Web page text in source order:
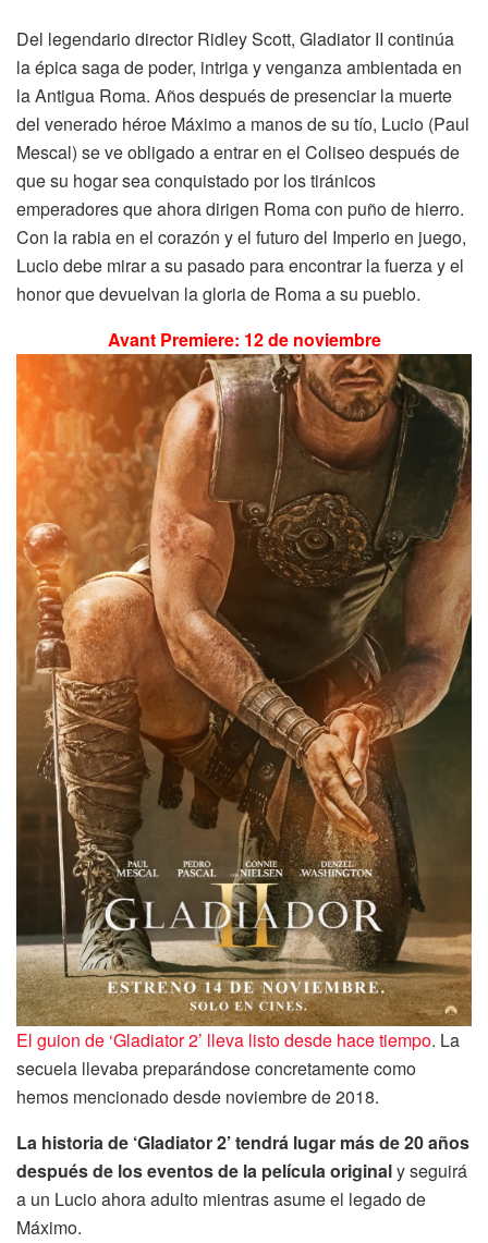
Del legendario director Ridley Scott, Gladiator II continúa
la épica saga de poder, intriga y venganza ambientada en
la Antigua Roma. Años después de presenciar la muerte
del venerado héroe Máximo a manos de su tío, Lucio (Paul
Mescal) se ve obligado a entrar en el Coliseo después de
que su hogar sea conquistado por los tiránicos
emperadores que ahora dirigen Roma con puño de hierro.
Con la rabia en el corazón y el futuro del Imperio en juego,
Lucio debe mirar a su pasado para encontrar la fuerza y el
honor que devuelvan la gloria de Roma a su pueblo.
Avant Premiere: 12 de noviembre
El guion de ‘Gladiator 2’ lleva listo desde hace tiempo. La
secuela llevaba preparándose concretamente como
hemos mencionado desde noviembre de 2018.
La historia de ‘Gladiator 2’ tendrá lugar más de 20 años
después de los eventos de la película originaly seguirá
a un Lucio ahora adulto mientras asume el legado de
Máximo.